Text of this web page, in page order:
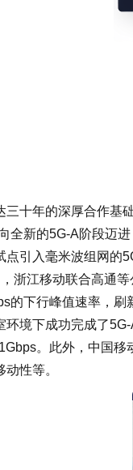
三十年的深厚合作基
全新的5G-A阶段迈
点引入毫米波组网的
浙江移动联合高通
的下行峰值速率，
环境下成功完成了
。此外，中国
性等。